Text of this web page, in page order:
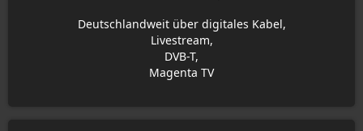
Deutschlandweit über digitales Kabel,
Livestream,
DVB-T,
Magenta TV